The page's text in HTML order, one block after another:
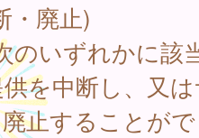
・廃止)
いずれかに該
を中断し、又
止することが